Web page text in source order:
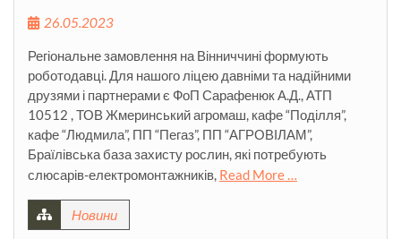
26.05.2023
Регіональне замовлення на Вінниччині формують
роботодавці. Для нашого ліцею давніми та надійними
друзями і партнерами є ФоП Сарафенюк А.Д., АТП
10512 , ТОВ Жмеринський агромаш, кафе “Поділля”,
кафе “Людмила”, ПП “Пегаз”, ПП “АГРОВІЛАМ”,
Браїлівська база захисту рослин, які потребують
слюсарів-електромонтажників, Read More …
Новини